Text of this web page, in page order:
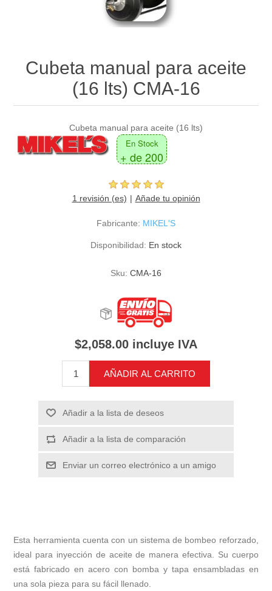
Cubeta manual para aceite
(16 lts) CMA-16
Cubeta manual para aceite (16 lts)
En Stock
+ de 200
1 revisión (es) Añade tu opinión
Fabricante: MIKEL'S
Disponibilidad: En stock
Sku: CMA-16
$2,058.00 incluye IVA
AÑADIR AL CARRITO
Añadir a la lista de deseos
Añadir a la lista de comparación
Enviar un correo electrónico a un amigo
Esta herramienta cuenta con un sistema de bombeo reforzado,
ideal para inyección de aceite de manera efectiva. Su cuerpo
está fabricado en acero con bomba y tapa ensambladas en
una sola pieza para su fácil llenado.